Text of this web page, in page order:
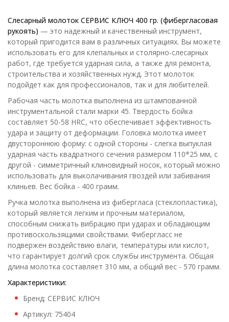
Слесарный молоток СЕРВИС КЛЮЧ 400 гр. (фибергласовая
рукоять) — это надежный и качественный инструмент,
который пригодится вам в различных ситуациях. Вы можете
использовать его для клепальных и столярно-слесарных
работ, где требуется ударная сила, а также для ремонта,
строительства и хозяйственных нужд. Этот молоток
подойдет как для профессионалов, так и для любителей.
Рабочая часть молотка выполнена из штампованной
инструментальной стали марки 45. Твердость бойка
составляет 50-58 HRC, что обеспечивает эффективность
удара и защиту от деформации. Головка молотка имеет
двустороннюю форму: с одной стороны - слегка выпуклая
ударная часть квадратного сечения размером 110*25 мм, с
другой - симметричный клиновидный носок, который можно
использовать для выколачивания гвоздей или забивания
клиньев. Вес бойка - 400 грамм.
Ручка молотка выполнена из фибергласа (стеклопластика),
который является легким и прочным материалом,
способным снижать вибрацию при ударах и обладающим
противоскользящими свойствами. Фибергласс не
подвержен воздействию влаги, температуры или кислот,
что гарантирует долгий срок службы инструмента. Общая
длина молотка составляет 310 мм, а общий вес - 570 грамм.
Характеристики:
Бренд: СЕРВИС КЛЮЧ
Артикул: 75404